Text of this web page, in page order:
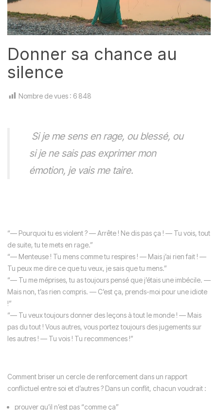
Donner sa chance au
silence
Nombre de vues : 6 848
Si je me sens en rage, ou blessé, ou
si je ne sais pas exprimer mon
émotion, je vais me taire.
“— Pourquoi tu es violent ? — Arrête ! Ne dis pas ça ! — Tu vois, tout
de suite, tu te mets en rage.”
“— Menteuse ! Tu mens comme tu respires ! — Mais j’ai rien fait ! —
Tu peux me dire ce que tu veux, je sais que tu mens.”
“— Tu me méprises, tu as toujours pensé que j’étais une imbécile. —
Mais non, t’as rien compris. — C’est ça, prends-moi pour une idiote
!”
“— Tu veux toujours donner des leçons à tout le monde ! — Mais
pas du tout ! Vous autres, vous portez toujours des jugements sur
les autres ! — Tu vois ! Tu recommences !”
Comment briser un cercle de renforcement dans un rapport
conflictuel entre soi et d’autres ? Dans un conflit, chacun voudrait :
prouver qu’il n’est pas “comme ça”